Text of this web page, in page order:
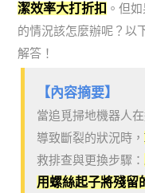
潔效率大打折扣 。但
的情況該怎麼辦呢？以
解答！
【內容摘要】
當追覓掃地機器人
導致斷裂的狀況時，
救排查與更換步驟：
用螺絲起子將殘留